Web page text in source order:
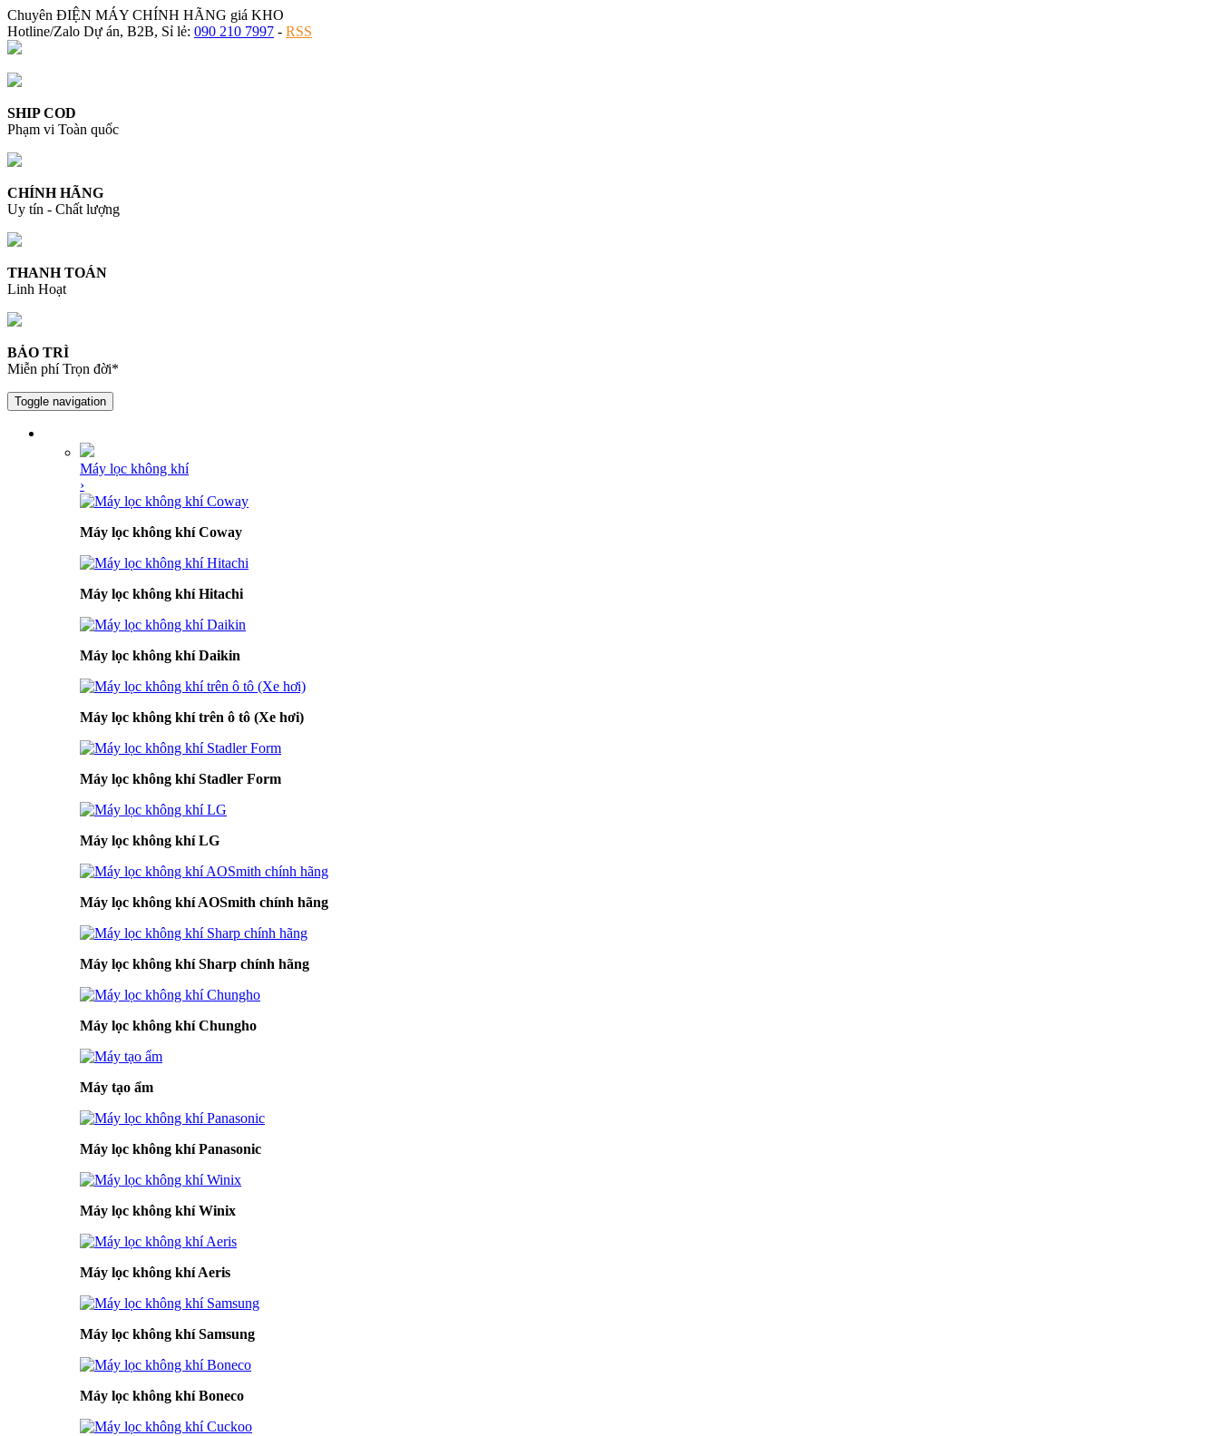
Chuyên ĐIỆN MÁY CHÍNH HÃNG giá KHO
Hotline/Zalo Dự án, B2B, Sỉ lẻ: 090 210 7997 - RSS
SHIP COD
Phạm vi Toàn quốc
CHÍNH HÃNG
Uy tín - Chất lượng
THANH TOÁN
Linh Hoạt
BẢO TRÌ
Miễn phí Trọn đời*
Toggle navigation
Máy lọc không khí
›
Máy lọc không khí Coway
Máy lọc không khí Hitachi
Máy lọc không khí Daikin
Máy lọc không khí trên ô tô (Xe hơi)
Máy lọc không khí Stadler Form
Máy lọc không khí LG
Máy lọc không khí AOSmith chính hãng
Máy lọc không khí Sharp chính hãng
Máy lọc không khí Chungho
Máy tạo ẩm
Máy lọc không khí Panasonic
Máy lọc không khí Winix
Máy lọc không khí Aeris
Máy lọc không khí Samsung
Máy lọc không khí Boneco